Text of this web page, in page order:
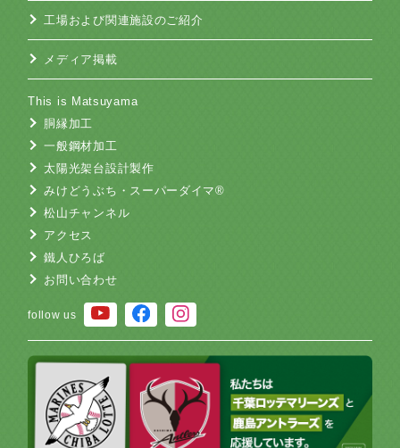
工場および関連施設のご紹介
メディア掲載
This is Matsuyama
胴縁加工
一般鋼材加工
太陽光架台設計製作
みけどうぶち・スーパーダイマ®
松山チャンネル
アクセス
鐵人ひろば
お問い合わせ
follow us